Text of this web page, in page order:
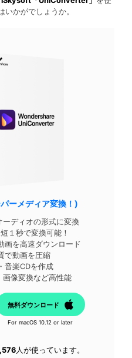
かがでしょうか。
ーメディア変換！)
ディオの形式に変換
１秒で変換可能！
画を高速ダウンロード
で動画を圧縮
音楽CDを作成
画像変換など高性能
無料ダウンロード
For macOS 10.12 or later
人が使っています。